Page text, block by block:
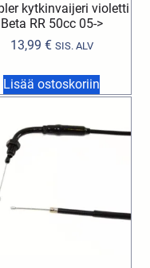
kytkinvaijeri violetti
Beta RR 50cc 05->
13,99 € SIS. ALV
Lisää ostoskoriin